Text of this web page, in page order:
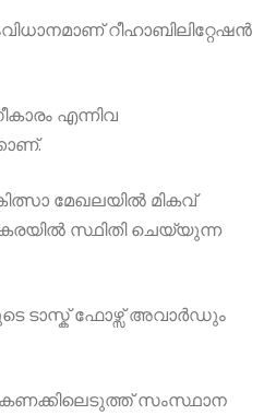
റീഹാബിലിറ്റേഷന്‍
എന്നിവ
മേഖലയില്‍ മികവ്
സ്ഥിതി ചെയ്യുന്ന
ടാസ്ക് ഫോഴ്സ് അവാര്‍ഡും
കണക്കിലെടുത്ത് സംസ്ഥാന